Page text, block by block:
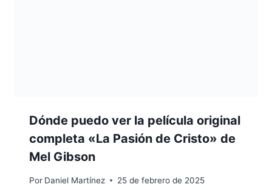
Dónde puedo ver la película original
completa «La Pasión de Cristo» de
Mel Gibson
Por Daniel Martínez 25 de febrero de 2025